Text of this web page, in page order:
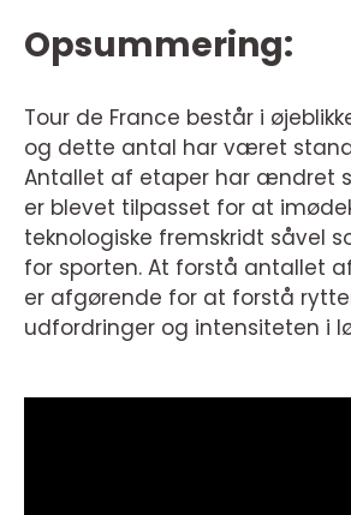
Opsummering:
Tour de France består i
og dette antal har været
Antallet af etaper har ændret
er blevet tilpasset for at
teknologiske fremskridt såvel
for sporten. At forstå antallet
er afgørende for at forstå
udfordringer og intensiteten i